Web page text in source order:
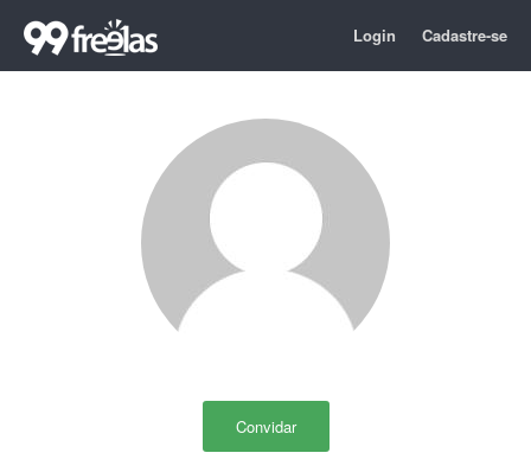
Login Cadastre-se
Convidar